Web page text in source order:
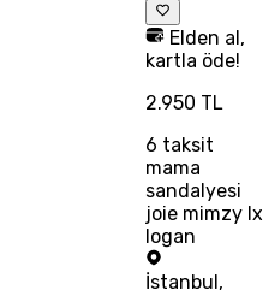
Elden al,
kartla öde!
2.950 TL
6 taksit
mama
sandalyesi
joie mimzy lx
logan
İstanbul ,